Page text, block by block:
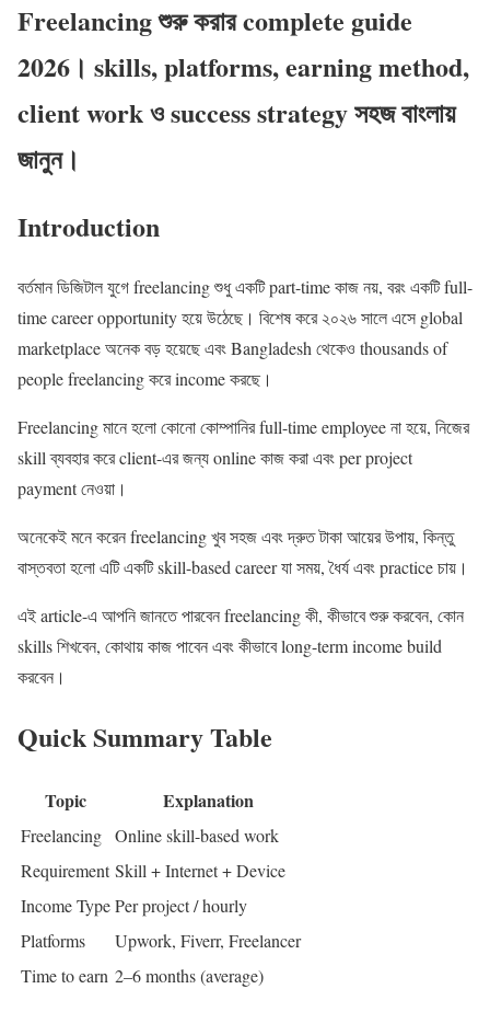
Freelancing শুরু করার complete guide
2026। skills, platforms, earning method,
client work ও success strategy সহজ বাংলায়
জানুন।
Introduction
বর্তমান ডিজিটাল যুগে freelancing শুধু একটি part-time কাজ নয়, বরং একটি full-
time career opportunity হয়ে উঠেছে। বিশেষ করে ২০২৬ সালে এসে global
marketplace অনেক বড় হয়েছে এবং Bangladesh থেকেও thousands of
people freelancing করে income করছে।
Freelancing মানে হলো কোনো কোম্পানির full-time employee না হয়ে, নিজের
skill ব্যবহার করে client-এর জন্য online কাজ করা এবং per project
payment নেওয়া।
অনেকেই মনে করেন freelancing খুব সহজ এবং দ্রুত টাকা আয়ের উপায়, কিন্তু
বাস্তবতা হলো এটি একটি skill-based career যা সময়, ধৈর্য এবং practice চায়।
এই article-এ আপনি জানতে পারবেন freelancing কী, কীভাবে শুরু করবেন, কোন
skills শিখবেন, কোথায় কাজ পাবেন এবং কীভাবে long-term income build
করবেন।
Quick Summary Table
Topic Explanation
Freelancing Online skill-based work
Requirement Skill + Internet + Device
Income TypePer project / hourly
Platforms
Upwork, Fiverr, Freelancer
Time to earn 2–6 months (average)